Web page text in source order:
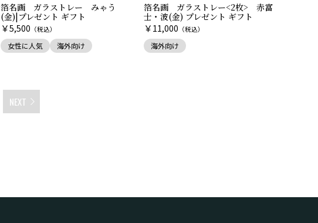
箔名画 ガラストレー みゃう
(金)|プレゼント ギフト
￥5,500 （税込）
女性に人気 海外向け
箔名画 ガラストレー<2枚> 赤富
士・波(金) プレゼント ギフト
￥ 11,000 （税込）
海外向け
NEXT